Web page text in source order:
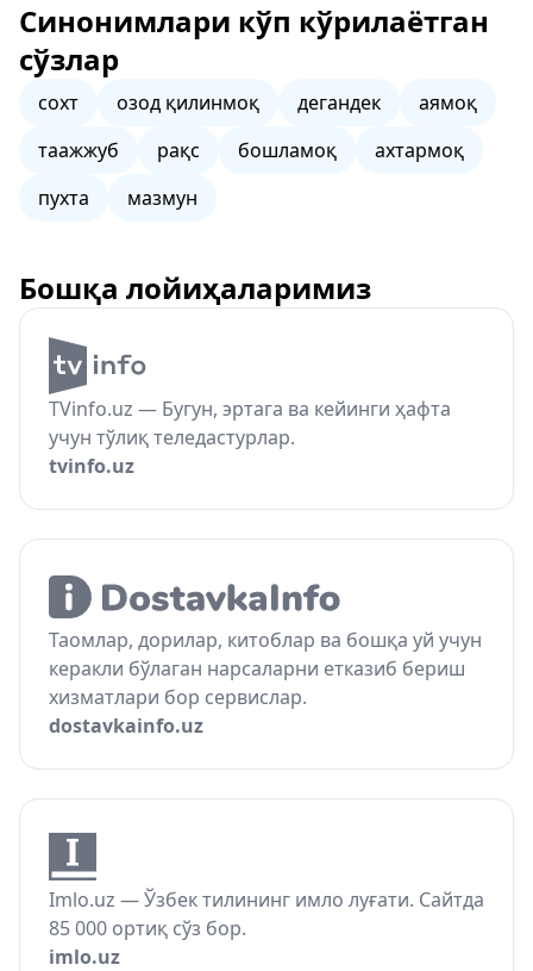
Синонимлари кўп кўрилаётган
сўзлар
сохт озод қилинмоқ дегандек
аямоқ
таажжуб
рақс бошламоқ
ахтармоқ
пухта
мазмун
Бошқа лойиҳаларимиз
TVinfo.uz — Бугун, эртага ва кейинги ҳафта
учун тўлиқ теледастурлар.
tvinfo.uz
Таомлар, дорилар, китоблар ва бошқа уй учун
керакли бўлаган нарсаларни етказиб бериш
хизматлари бор сервислар.
dostavkainfo.uz
Imlo.uz — Ўзбек тилининг имло луғати. Сайтда
85 000 ортиқ сўз бор.
imlo.uz